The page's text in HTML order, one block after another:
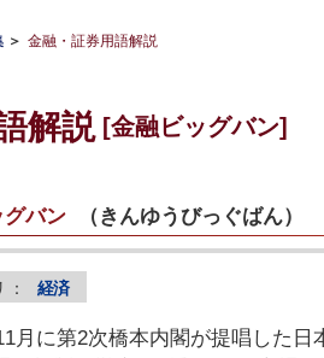
金融・証券用語解説
解説 [金融ビッグバン]
バン （きんゆうびっぐばん）
： 経済
月に第2次橋本内閣が提唱した日